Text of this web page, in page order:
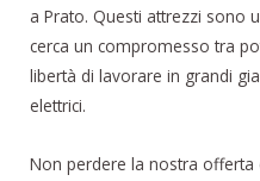
a Prato. Questi attrezzi sono
cerca un compromesso tra
libertà di lavorare in grandi
elettrici.
Non perdere la nostra offerta